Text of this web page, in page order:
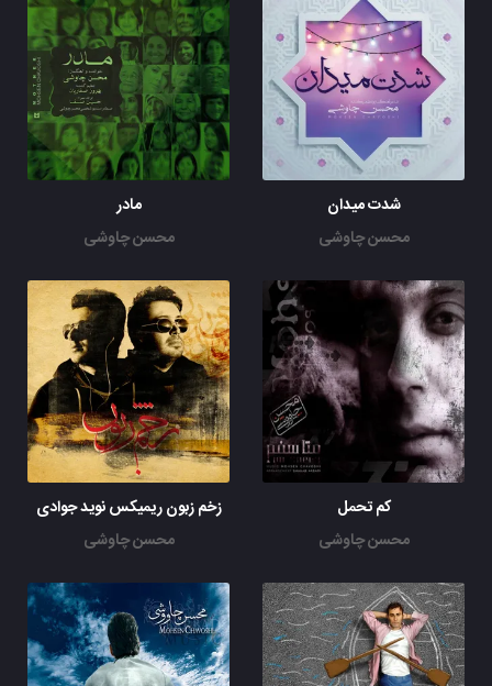
شدت میدان
محسن چاوشی
مادر
محسن چاوشی
کم تحمل
محسن چاوشی
زخم زبون ریمیکس نوید جوادی
محسن چاوشی